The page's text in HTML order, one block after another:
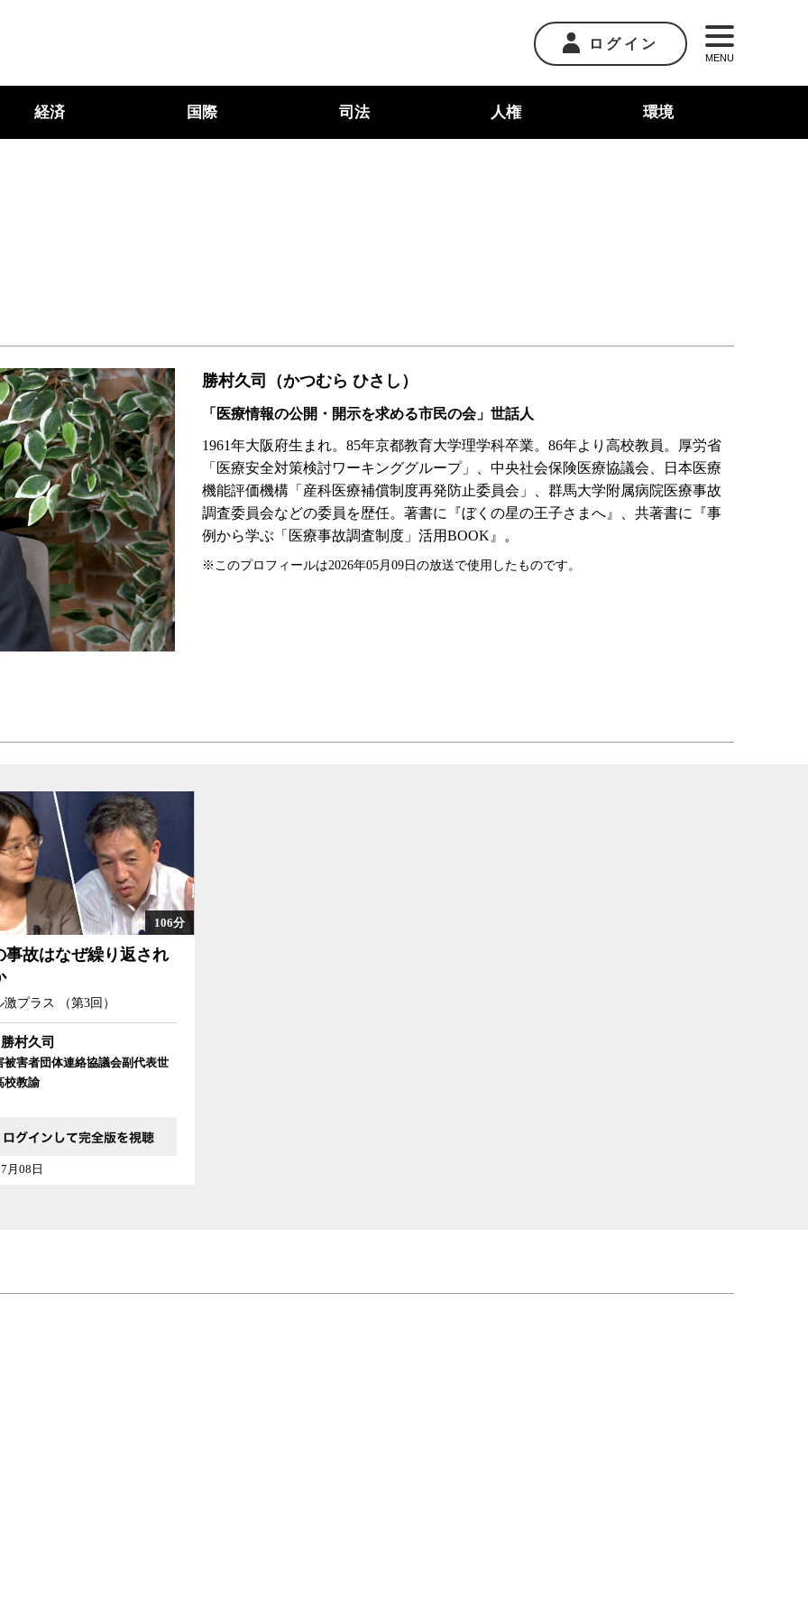
ログイン
MENU
経済 国際 司法 人権 環境
勝村久司（かつむら ひさし）
「医療情報の公開・開示を求める市民の会」世話人
1961年大阪府生まれ。85年京都教育大学理学科卒業。86年より高校教員。厚労省
「医療安全対策検討ワーキンググループ」、中央社会保険医療協議会、日本医療
機能評価機構「産科医療補償制度再発防止委員会」、群馬大学附属病院医療事故
調査委員会などの委員を歴任。著書に『ぼくの星の王子さまへ』、共著書に『事
例から学ぶ「医療事故調査制度」活用BOOK』。
※このプロフィールは2026年05月09日の放送で使用したものです。
106分
事故はなぜ繰り返され
プラス （第3回）
勝村久司
被害者団体連絡協議会副代表世
校教諭
月08日